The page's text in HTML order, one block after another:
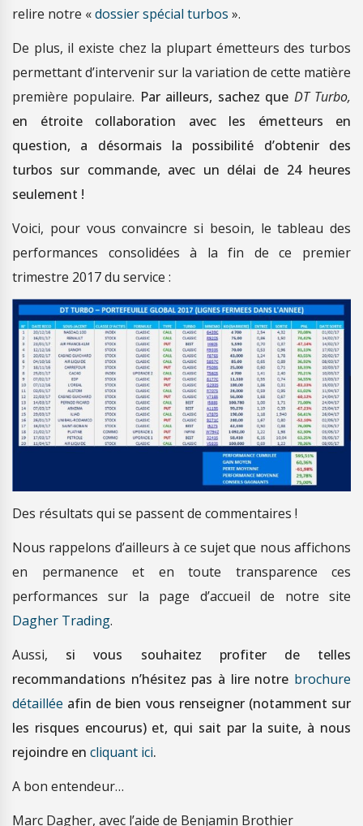
relire notre «dossier spécial turbos ».
De plus, il existe chez la plupart émetteurs des turbos
permettant d’intervenir sur la variation de cette matière
première populaire. Par ailleurs, sachez que DT Turbo,
en étroite collaboration avec les émetteurs en
question, a désormais la possibilité d’obtenir des
turbos sur commande, avec un délai de 24 heures
seulement !
Voici, pour vous convaincre si besoin, le tableau des
performances consolidées à la fin de ce premier
trimestre 2017 du service :
Des résultats qui se passent de commentaires !
Nous rappelons d’ailleurs à ce sujet que nous affichons
en permanence et en toute transparence ces
performances sur la page d’accueil de notre site
Dagher Trading.
Aussi, si vous souhaitez profiter de telles
recommandations n’hésitez pas à lire notre brochure
détaillée afin de bien vous renseigner (notamment sur
les risques encourus) et, qui sait par la suite, à nous
rejoindre en cliquant ici.
A bon entendeur…
Marc Dagher, avec l’aide de Benjamin Brothier